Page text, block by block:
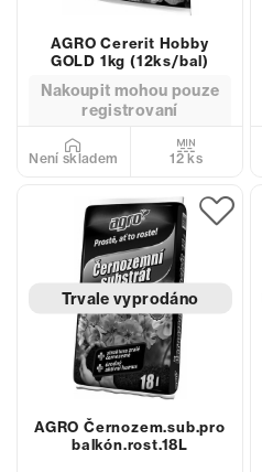
AGRO Cererit Hobby
GOLD 1kg (12ks/bal)
Nakoupit mohou pouze
registrovaní
Není skladem 12 ks
Trvale vyprodáno
AGRO Černozem.sub.pro
balkón.rost.18L